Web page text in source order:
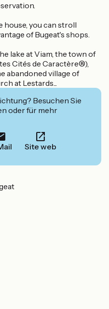
house, you can stroll
of Bugeat's shops.
lake at Viam, the town of
Cités de Caractère®),
abandoned village of
at Lestards...
Besuchen Sie
oder für mehr
Site web